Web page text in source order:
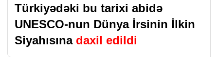
Türkiyədəki bu tarixi abidə
UNESCO-nun Dünya İrsinin İlkin
Siyahısına daxil edildi